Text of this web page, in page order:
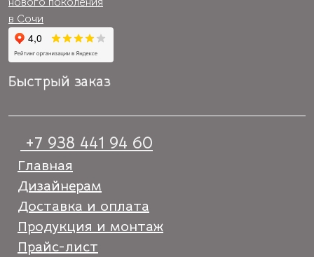
Быстрый заказ
Главная
Дизайнерам
Доставка и оплата
Продукция и монтаж
Прайс-лист
+7 938 441 94 60